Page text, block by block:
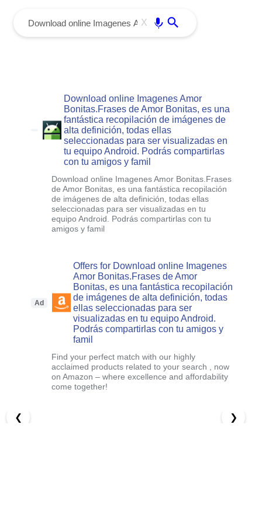
X
Download online Imagenes Amor
Bonitas.Frases de Amor Bonitas, es una
fantástica recopilación de imágenes de
alta definición, todas ellas
seleccionadas para ser visualizadas en
tu equipo Android. Podrás compartirlas
con tu amigos y famil
Download online Imagenes Amor Bonitas.Frases
de Amor Bonitas, es una fantástica recopilación
de imágenes de alta definición, todas ellas
seleccionadas para ser visualizadas en tu
equipo Android. Podrás compartirlas con tu
amigos y famil
Ad
Offers for Download online Imagenes
Amor Bonitas.Frases de Amor
Bonitas, es una fantástica recopilación
de imágenes de alta definición, todas
ellas seleccionadas para ser
visualizadas en tu equipo Android.
Podrás compartirlas con tu amigos y
famil
Find your perfect match with our highly
acclaimed products related to your search , now
on Amazon – where excellence and affordability
come together!
❮ ❯